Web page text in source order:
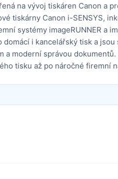
na vývoj tiskáren Canon a
tiskárny Canon i-SENSYS,
systémy imageRUNNER a
domácí i kancelářský tisk a jsou
a moderní správou
tisku až po náročné firemní